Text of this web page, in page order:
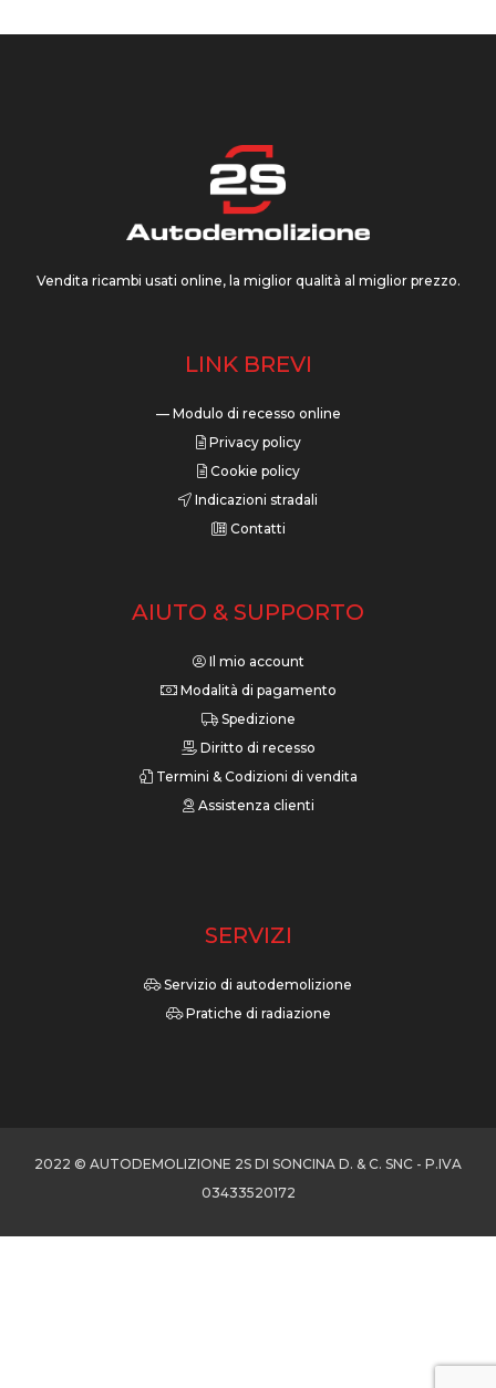
Vendita ricambi usati online, la miglior qualità al miglior prezzo.
LINK BREVI
— Modulo di recesso online
Privacy policy
Cookie policy
Indicazioni stradali
Contatti
AIUTO & SUPPORTO
Il mio account
Modalità di pagamento
Spedizione
Diritto di recesso
Termini & Codizioni di vendita
Assistenza clienti
SERVIZI
Servizio di autodemolizione
Pratiche di radiazione
2022 © AUTODEMOLIZIONE 2S DI SONCINA D. & C. SNC - P.IVA
03433520172